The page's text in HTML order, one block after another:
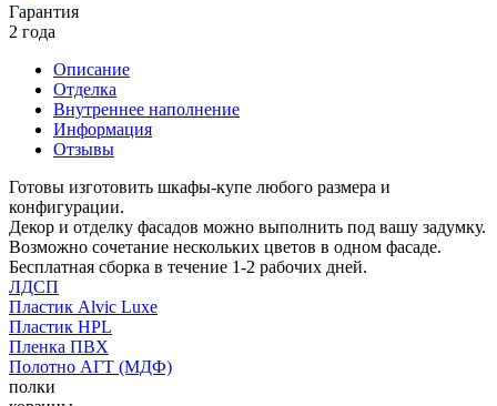
Гарантия
2 года
Описание
Отделка
Внутреннее наполнение
Информация
Отзывы
Готовы изготовить шкафы-купе любого размера и
конфигурации.
Декор и отделку фасадов можно выполнить под вашу задумку.
Возможно сочетание нескольких цветов в одном фасаде.
Бесплатная сборка в течение 1-2 рабочих дней.
ЛДСП
Пластик Alvic Luxe
Пластик HPL
Пленка ПВХ
Полотно АГТ (МДФ)
полки